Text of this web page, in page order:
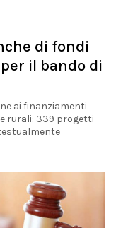
di fondi
il bando di
ai finanziamenti
rurali: 339 progetti